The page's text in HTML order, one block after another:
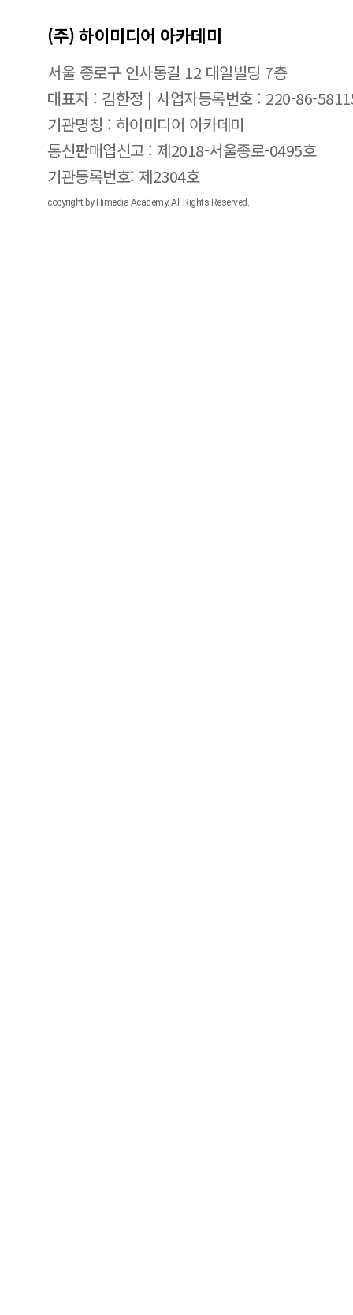
(주) 하이미디어 아카데미
서울 종로구 인사동길 12 대일빌딩 7층
대표자 : 김한정 | 사업자등록번호 : 220-86-
기관명칭 : 하이미디어 아카데미
통신판매업신고 : 제2018-서울종로-0495호
기관등록번호: 제2304호
copyright by Himedia Academy. All Rights Reserved.